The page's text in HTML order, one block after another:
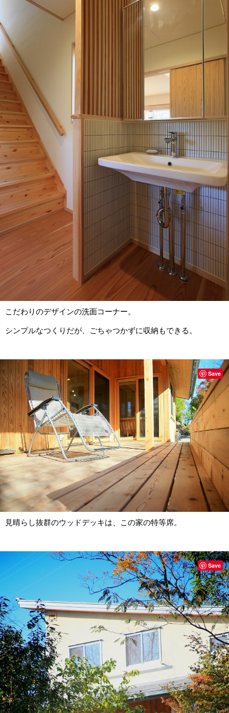
こだわりのデザインの洗面コーナー。
シンプルなつくりだが、ごちゃつかずに収納もできる。
見晴らし抜群のウッドデッキは、この家の特等席。
Save
Save